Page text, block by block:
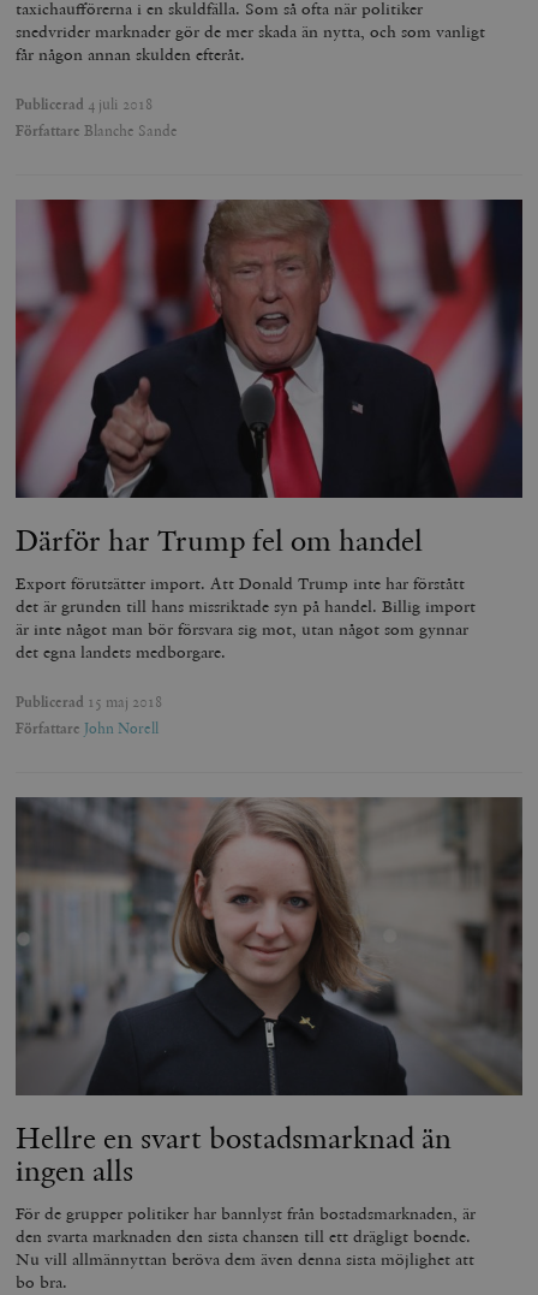
taxichaufförerna i en skuldfälla. Som så ofta när politiker
snedvrider marknader gör de mer skada än nytta, och som vanligt
får någon annan skulden efteråt.
Publicerad 4 juli 2018
Författare Blanche Sande
Därför har Trump fel om handel
Export förutsätter import. Att Donald Trump inte har förstått
det är grunden till hans missriktade syn på handel. Billig import
är inte något man bör försvara sig mot, utan något som gynnar
det egna landets medborgare.
Publicerad 15 maj 2018
Författare John Norell
Hellre en svart bostadsmarknad än
ingen alls
För de grupper politiker har bannlyst från bostadsmarknaden, är
den svarta marknaden den sista chansen till ett drägligt boende.
Nu vill allmännyttan beröva dem även denna sista möjlighet att
bo bra.